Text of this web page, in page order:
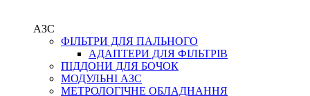
АЗС
ФІЛЬТРИ ДЛЯ ПАЛЬНОГО
АДАПТЕРИ ДЛЯ ФІЛЬТРІВ
ПІДДОНИ ДЛЯ БОЧОК
МОДУЛЬНІ АЗС
МЕТРОЛОГІЧНЕ ОБЛАДНАННЯ